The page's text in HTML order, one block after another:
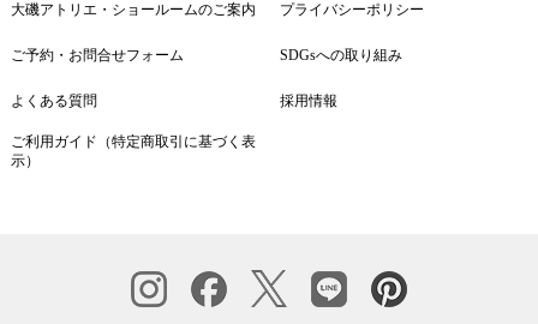
大磯アトリエ・ショールームのご案内
ご予約・お問合せフォーム
よくある質問
ご利用ガイド（特定商取引に基づく表
示）
プライバシーポリシー
SDGsへの取り組み
採用情報